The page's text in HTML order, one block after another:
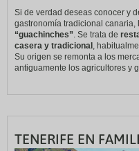
Si de verdad deseas conocer y
gastronomía tradicional
“guachinches” . Se trata de
casera y tradicional ,
Su origen se remonta a los
antiguamente los agricultores y
TENERIFE EN